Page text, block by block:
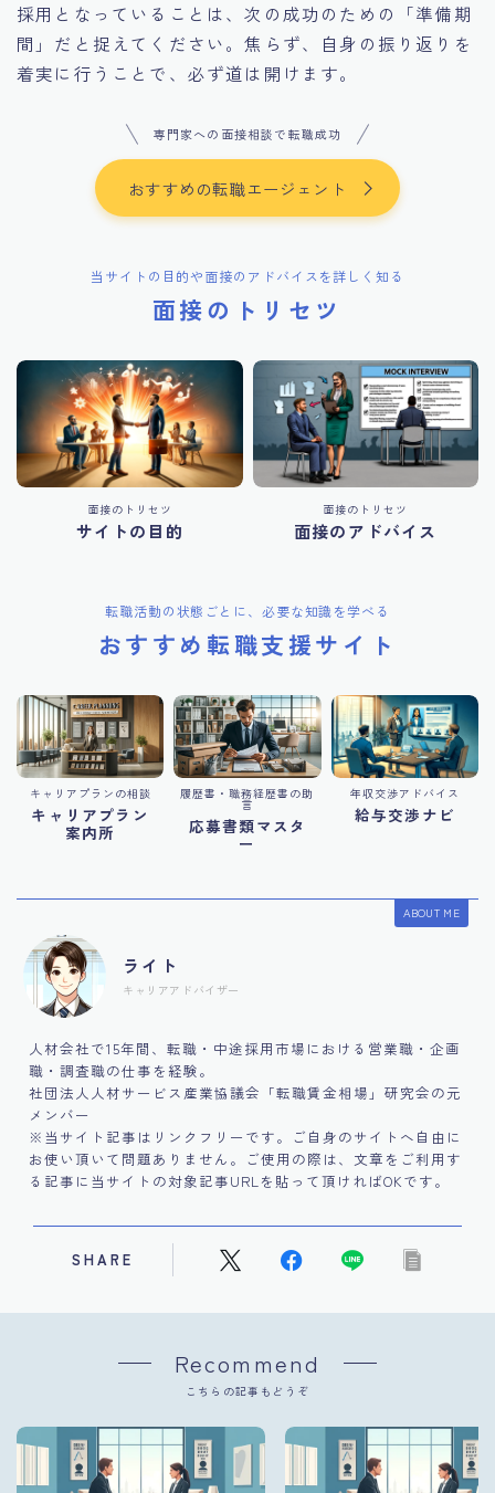
採用となっていることは、次の成功のための「準備期
間」だと捉えてください。焦らず、自身の振り返りを
着実に行うことで、必ず道は開けます。
専門家への面接相談で転職成功
おすすめの転職エージェント
当サイトの目的や面接のアドバイスを詳しく知る
面接のトリセツ
面接のトリセツ
サイトの目的
面接のトリセツ
面接のアドバイス
転職活動の状態ごとに、必要な知識を学べる
おすすめ転職支援サイト
キャリアプランの相談
キャリアプラン
案内所
履歴書・職務経歴書の助
言
応募書類マスタ
ー
年収交渉アドバイス
給与交渉ナビ
ABOUT ME
ライト
キャリアアドバイザー
人材会社で15年間、転職・中途採用市場における営業職・企画
職・調査職の仕事を経験。
社団法人人材サービス産業協議会「転職賃金相場」研究会の元
メンバー
※当サイト記事はリンクフリーです。ご自身のサイトへ自由に
お使い頂いて問題ありません。ご使用の際は、文章をご利用す
る記事に当サイトの対象記事URLを貼って頂ければOKです。
SHARE
Recommend
こちらの記事もどうぞ